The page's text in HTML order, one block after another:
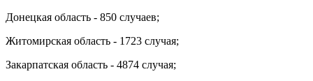
Донецкая область - 850 случаев;
Житомирская область - 1723 случая;
Закарпатская область - 4874 случая;